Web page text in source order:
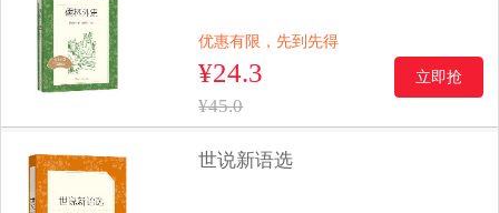
优惠有限，先到先得
¥24.3
¥45.0
立即抢
世说新语选